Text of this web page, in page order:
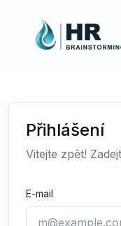
Přihlášení
Vitejte zpět!
E-mail